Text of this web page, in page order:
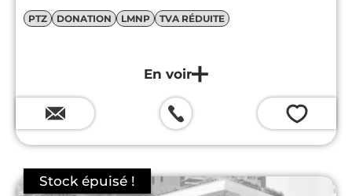
PTZ DONATION LMNP TVA RÉDUITE
💗